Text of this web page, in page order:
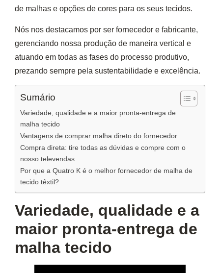
de malhas e opções de cores para os seus tecidos.
Nós nos destacamos por ser fornecedor e fabricante,
gerenciando nossa produção de maneira vertical e
atuando em todas as fases do processo produtivo,
prezando sempre pela sustentabilidade e excelência.
Sumário
Variedade, qualidade e a maior pronta-entrega de
malha tecido
Vantagens de comprar malha direto do fornecedor
Compra direta: tire todas as dúvidas e compre com o
nosso televendas
Por que a Quatro K é o melhor fornecedor de malha de
tecido têxtil?
Variedade, qualidade e a
maior pronta-entrega de
malha tecido